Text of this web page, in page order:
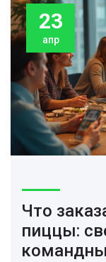
23
апр
Что
пиццы: